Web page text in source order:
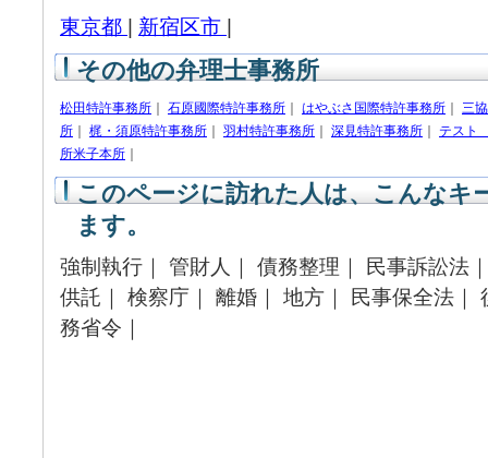
東京都 新宿区市
その他の弁理士事務所
松田特許事務所 石原國際特許事務所 はやぶさ国際特許事務所
三
所
梶・須原特許事務所 羽村特許事務所 深見特許事務所
テスト
所米子本所
このページに訪れた人は、こんなキ
ます。
強制執行｜ 管財人｜ 債務整理｜ 民事訴訟法
供託｜ 検察庁｜ 離婚｜ 地方｜ 民事保全法｜
務省令｜